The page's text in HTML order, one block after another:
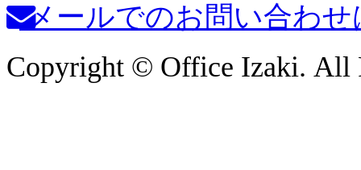
メールでのお問い合わせ
Copyright © Office Izaki. All